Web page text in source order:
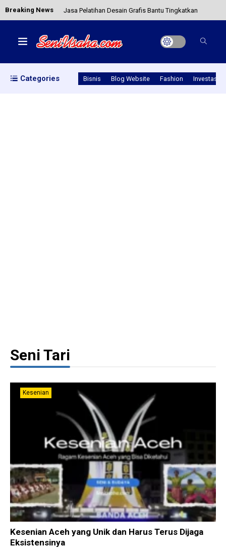
Breaking News Jasa Pelatihan Desain Grafis Bantu Tingkatkan
Cara Membuat Website Gratis yang Menghasilkan
Uang Mudah!
Categories Bisnis Blog Website Fashion Investasi
Seni Tari
Kesenian
Kesenian Aceh yang Unik dan Harus Terus Dijaga
Eksistensinya